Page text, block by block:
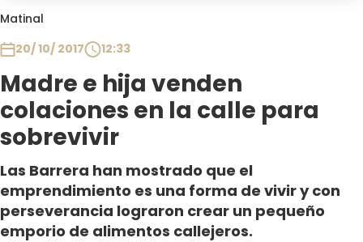
Matinal
20/ 10/ 2017
12:33
Madre e hija venden
colaciones en la calle para
sobrevivir
Las Barrera han mostrado que el
emprendimiento es una forma de vivir y con
perseverancia lograron crear un pequeño
emporio de alimentos callejeros.
Club De La Comedia
Contigo en Directo
Plan Perfecto
El Tiempo
Sabingo
Todos Los Programas